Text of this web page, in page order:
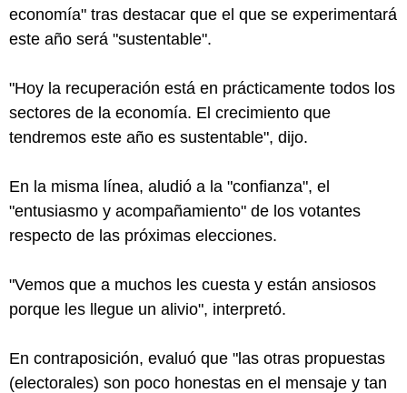
economía" tras destacar que el que se experimentará
este año será "sustentable".
"Hoy la recuperación está en prácticamente todos los
sectores de la economía. El crecimiento que
tendremos este año es sustentable", dijo.
En la misma línea, aludió a la "confianza", el
"entusiasmo y acompañamiento" de los votantes
respecto de las próximas elecciones.
"Vemos que a muchos les cuesta y están ansiosos
porque les llegue un alivio", interpretó.
En contraposición, evaluó que "las otras propuestas
(electorales) son poco honestas en el mensaje y tan